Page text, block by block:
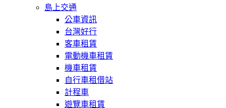
島上交通
公車資訊
台灣好行
客車租賃
電動機車租賃
機車租賃
自行車租借站
計程車
遊覽車租賃